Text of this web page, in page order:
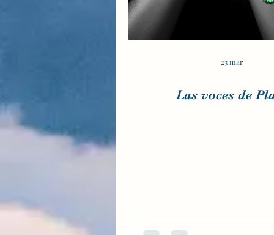
Las voces de
23 mar